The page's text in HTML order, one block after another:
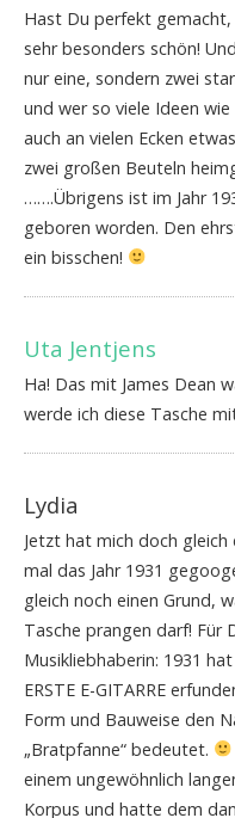
Hast Du perfekt gemacht,
sehr besonders schön!
nur eine, sondern zwei
und wer so viele Ideen
auch an vielen Ecken
zwei großen Beuteln
…….Übrigens ist im Jahr
geboren worden. Den
ein bisschen!
Uta Jentjens
Ha! Das mit James Dean
werde ich diese Tasche
Lydia
Jetzt hat mich doch
mal das Jahr 1931
gleich noch einen Grund,
Tasche prangen darf! Für
Musikliebhaberin: 1931
ERSTE E-GITARRE
Form und Bauweise den
„Bratpfanne“ bedeutet.
einem ungewöhnlich
Korpus und hatte dem